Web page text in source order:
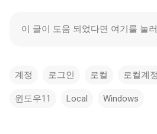
이 글이 도움 되었다면 여기를 눌
계정 로그인 로컬 로컬계정
윈도우11 Local Windows